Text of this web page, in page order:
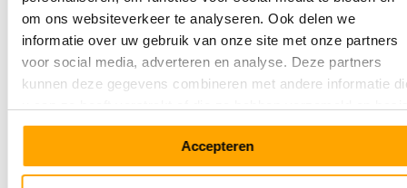
om ons websiteverkeer te analyseren. Ook delen we
informatie over uw gebruik van onze site met onze partners
voor social media, adverteren en analyse. Deze partners
kunnen deze gegevens combineren met andere informatie
van uw gebruik van hun services.
Accepteren
Eigenschappen Megamok 4091 Black
Gemaakt van zacht en sterk, natuurlijk gelooid
nubuckleer. Dit premium leer is biologisch
geproduceerd en daardoor vrij van metalen en
chemische toevoegingen
2 gespen aan zijkant
Voering is chroomvrij, ademend, antistatisch en